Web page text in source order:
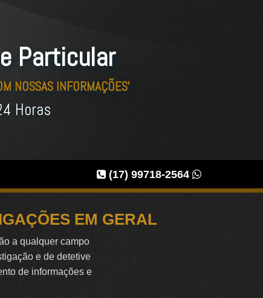
Particular
NOSSAS INFORMAÇÕES'
Horas
(17) 99718-2564
EM GERAL
a qualquer campo
e de detetive
de informações e